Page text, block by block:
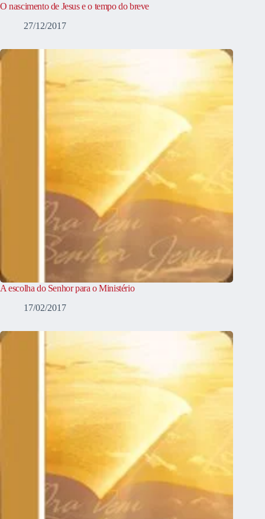
O nascimento de Jesus e o tempo do breve
27/12/2017
A escolha do Senhor para o Ministério
17/02/2017